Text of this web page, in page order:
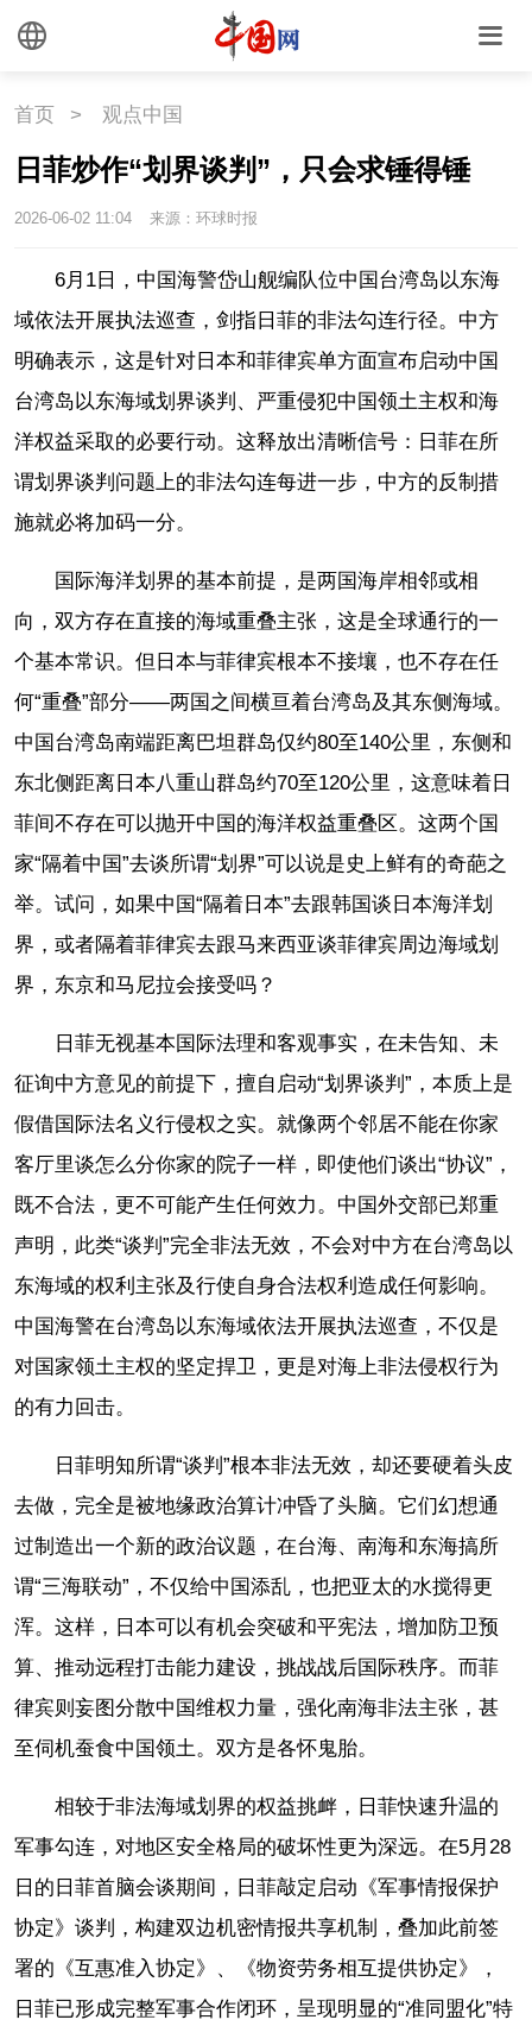
首页 > 观点中国
日菲炒作“划界谈判”，只会求锤得锤
2026-06-02 11:04 来源：环球时报
6月1日，中国海警岱山舰编队位中国台湾岛以东海
域依法开展执法巡查，剑指日菲的非法勾连行径。中方
明确表示，这是针对日本和菲律宾单方面宣布启动中国
台湾岛以东海域划界谈判、严重侵犯中国领土主权和海
洋权益采取的必要行动。这释放出清晰信号：日菲在所
谓划界谈判问题上的非法勾连每进一步，中方的反制措
施就必将加码一分。
国际海洋划界的基本前提，是两国海岸相邻或相
向，双方存在直接的海域重叠主张，这是全球通行的一
个基本常识。但日本与菲律宾根本不接壤，也不存在任
何“重叠”部分——两国之间横亘着台湾岛及其东侧海域。
中国台湾岛南端距离巴坦群岛仅约80至140公里，东侧和
东北侧距离日本八重山群岛约70至120公里，这意味着日
菲间不存在可以抛开中国的海洋权益重叠区。这两个国
家“隔着中国”去谈所谓“划界”可以说是史上鲜有的奇葩之
举。试问，如果中国“隔着日本”去跟韩国谈日本海洋划
界，或者隔着菲律宾去跟马来西亚谈菲律宾周边海域划
界，东京和马尼拉会接受吗？
日菲无视基本国际法理和客观事实，在未告知、未
征询中方意见的前提下，擅自启动“划界谈判”，本质上是
假借国际法名义行侵权之实。就像两个邻居不能在你家
客厅里谈怎么分你家的院子一样，即使他们谈出“协议”，
既不合法，更不可能产生任何效力。中国外交部已郑重
声明，此类“谈判”完全非法无效，不会对中方在台湾岛以
东海域的权利主张及行使自身合法权利造成任何影响。
中国海警在台湾岛以东海域依法开展执法巡查，不仅是
对国家领土主权的坚定捍卫，更是对海上非法侵权行为
的有力回击。
日菲明知所谓“谈判”根本非法无效，却还要硬着头皮
去做，完全是被地缘政治算计冲昏了头脑。它们幻想通
过制造出一个新的政治议题，在台海、南海和东海搞所
谓“三海联动”，不仅给中国添乱，也把亚太的水搅得更
浑。这样，日本可以有机会突破和平宪法，增加防卫预
算、推动远程打击能力建设，挑战战后国际秩序。而菲
律宾则妄图分散中国维权力量，强化南海非法主张，甚
至伺机蚕食中国领土。双方是各怀鬼胎。
相较于非法海域划界的权益挑衅，日菲快速升温的
军事勾连，对地区安全格局的破坏性更为深远。在5月28
日的日菲首脑会谈期间，日菲敲定启动《军事情报保护
协定》谈判，构建双边机密情报共享机制，叠加此前签
署的《互惠准入协定》、《物资劳务相互提供协定》，
日菲已形成完整军事合作闭环，呈现明显的“准同盟化”特